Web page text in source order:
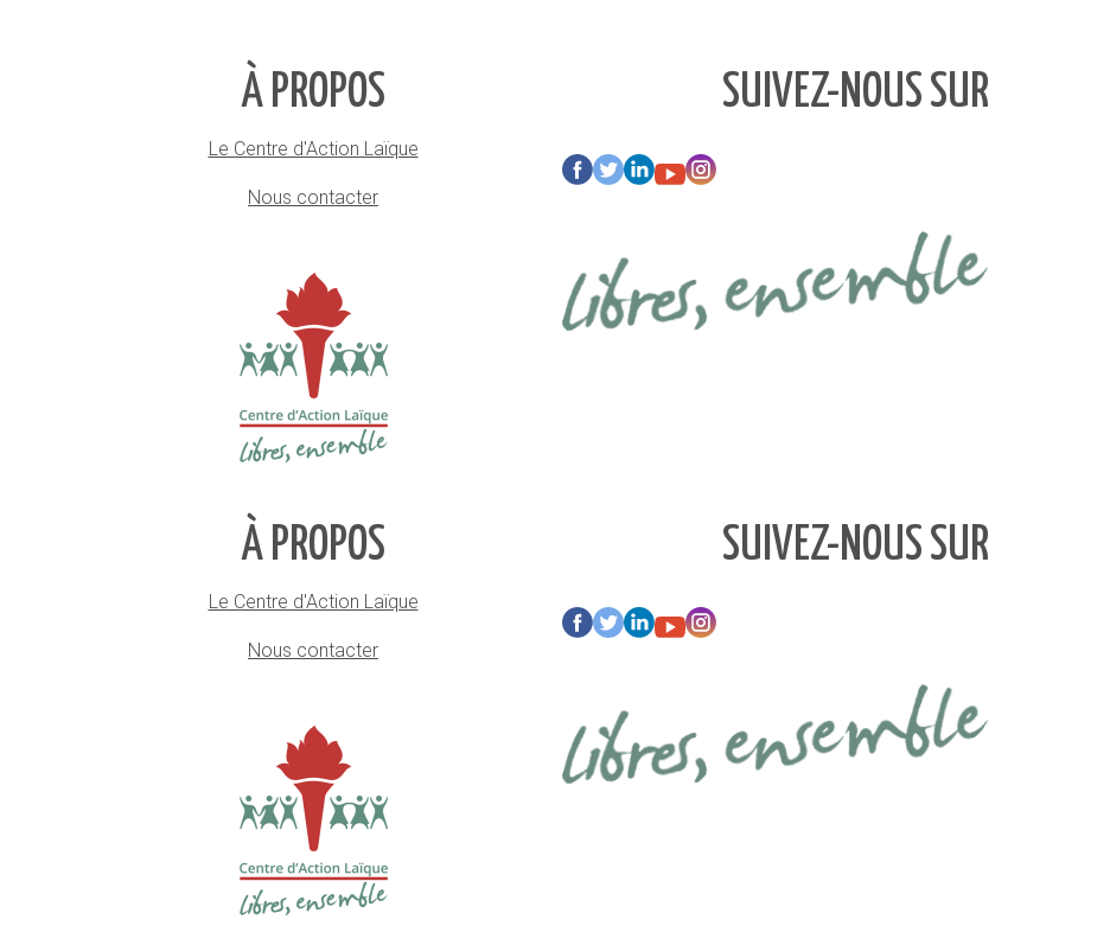
À PROPOS
Le Centre d'Action Laïque
Nous contacter
SUIVEZ-NOUS SUR
À PROPOS
Le Centre d'Action Laïque
Nous contacter
SUIVEZ-NOUS SUR